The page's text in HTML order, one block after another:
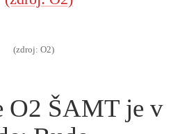
(zdroj: O2)
O2 ŠAMT je v